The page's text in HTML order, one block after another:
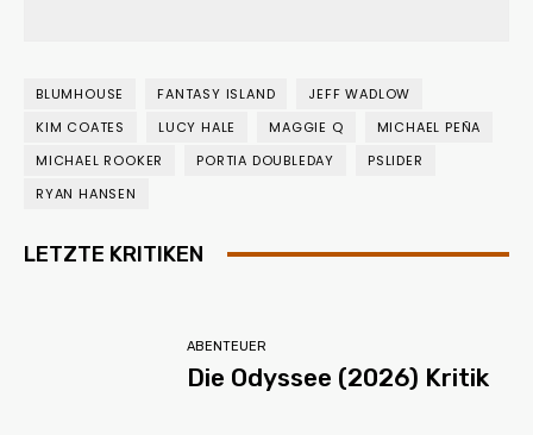
BLUMHOUSE FANTASY ISLAND
JEFF WADLOW
KIM COATES
LUCY HALE MAGGIE Q
MICHAEL PEÑA
MICHAEL ROOKER
PORTIA DOUBLEDAY
PSLIDER
RYAN HANSEN
LETZTE KRITIKEN
ABENTEUER
Die Odyssee (2026) Kritik